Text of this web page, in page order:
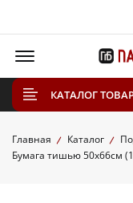
КАТАЛОГ
Главная Каталог
Бумага тишью 50х66см